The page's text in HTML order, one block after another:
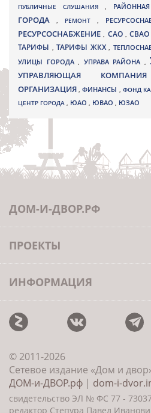
ПУБЛИЧНЫЕ СЛУШАНИЯ ,
ГОРОДА
, РЕМОНТ ,
РЕСУРСОСНАБЖЕНИЕ, САО,СВАО
ТАРИФЫ , ТАРИФЫ ЖКХ ,
УЛИЦЫ ГОРОДА , УПРАВА РАЙОНА ,
УПРАВЛЯЮЩАЯ
ОРГАНИЗАЦИЯ,ФИНАНСЫ , ФОНД
ЦЕНТР ГОРОДА , ЮАО , ЮВАО , ЮЗАО
ДОМ-И-ДВОР.РФ
ПРОЕКТЫ
ИНФОРМАЦИЯ
© 2011-2026
Сетевое издание «Дом и
ДОМ-и-ДВОР.рф | dom-i-
свидетельство ЭЛ № ФС 77 -
редактор Степура Павел